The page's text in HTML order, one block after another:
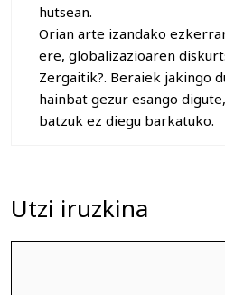
hutsean.
Orian arte izandako
ere, globalizazioaren
Zergaitik?. Beraiek jakingo
hainbat gezur esango
batzuk ez diegu barkatuko.
Utzi iruzkina